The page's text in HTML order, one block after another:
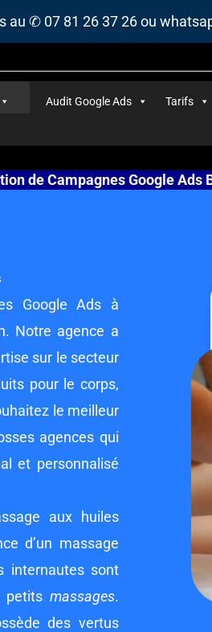
au ✆ 07 81 26 37 26 ou
Audit Google Ads Tarifs
de Campagnes Google Ads
Google Ads à
Notre agence a
sur le secteur
pour le corps,
le meilleur
agences qui
et personnalisé
aux huiles
d’un massage
internautes sont
petits massages.
des vertus